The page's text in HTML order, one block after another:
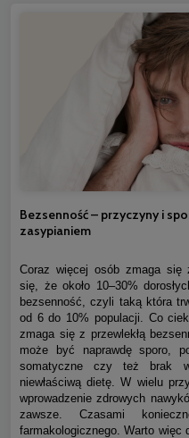
Bezsenność – przyczyny i
zasypianiem
Coraz więcej osób zmaga się
się, że około 10–30%
bezsenność, czyli taką która
od 6 do 10% populacji. Co
zmaga się z przewlekłą
może być naprawdę sporo,
somatyczne czy też brak
niewłaściwą dietę. W wielu
wprowadzenie zdrowych
zawsze. Czasami
farmakologicznego. Warto więc